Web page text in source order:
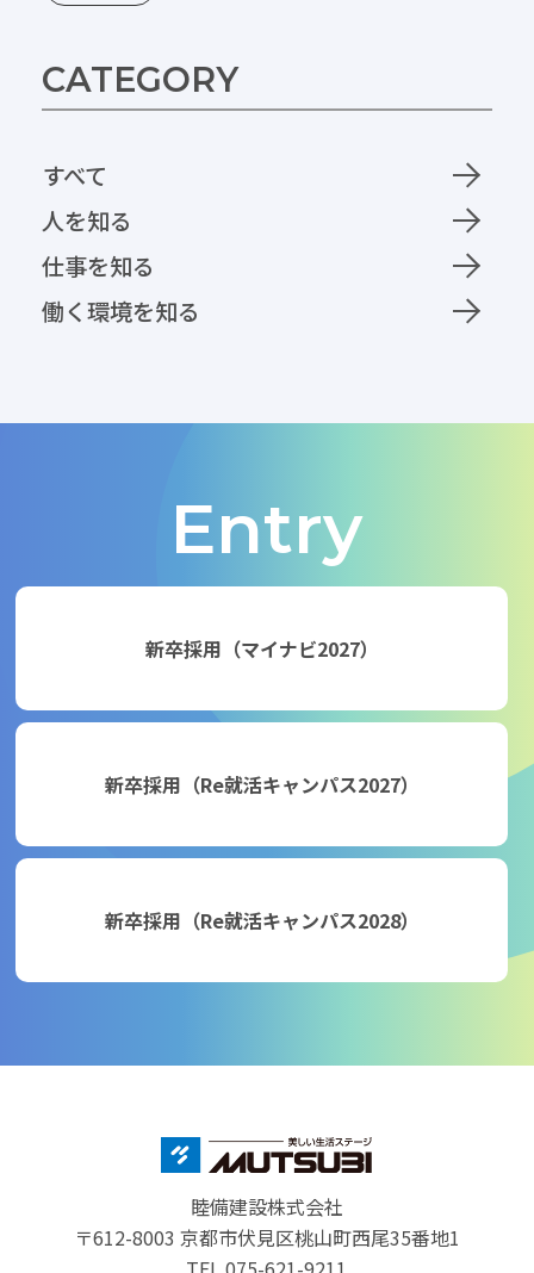
CATEGORY
すべて
人を知る
仕事を知る
働く環境を知る
Entry
新卒採用（マイナビ2027）
新卒採用（Re就活キャンパス2027）
新卒採用（Re就活キャンパス2028）
睦備建設株式会社
〒612-8003 京都市伏見区桃山町西尾35番地1